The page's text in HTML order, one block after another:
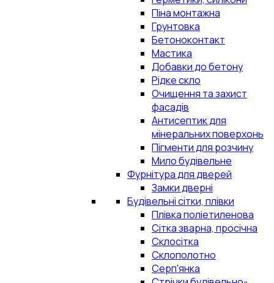
Піна монтажна
Грунтовка
Бетоноконтакт
Мастика
Добавки до бетону
Рідке скло
Очищення та захист
фасадів
Антисептик для
мінеральних поверхонь
Пігменти для розчину
Мило будівельне
Фурнітура для дверей
Замки дверні
Будівельні сітки, плівки
Плівка поліетиленова
Сітка зварна, просічна
Склосітка
Склополотно
Серп'янка